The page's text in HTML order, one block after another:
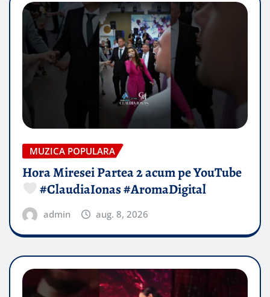
MUZICA POPULARA
Hora Miresei Partea 2 acum pe YouTube
#ClaudiaIonas #AromaDigital
admin aug. 8, 2026